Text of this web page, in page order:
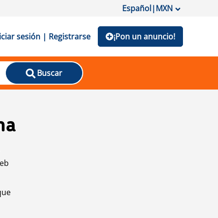
Español|MXN
sesión | Registrarse ¡Pon un anuncio!
Buscar